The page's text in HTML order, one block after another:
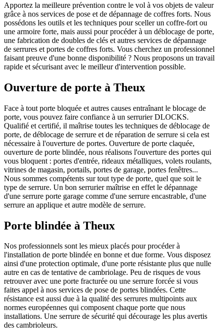
Apportez la meilleure prévention contre le vol à vos objets de valeur
grâce à nos services de pose et de dépannage de coffres forts. Nous
possédons les outils et les techniques pour sceller un coffre-fort ou
une armoire forte, mais aussi pour procéder à un déblocage de porte,
une fabrication de doubles de clés et autres services de dépannage
de serrures et portes de coffres forts. Vous cherchez un professionnel
faisant preuve d'une bonne disponibilité ? Nous proposons un travail
rapide et sécurisant avec le meilleur d'intervention possible.
Ouverture de porte à Theux
Face à tout porte bloquée et autres causes entraînant le blocage de
porte, vous pouvez faire confiance à un serrurier DLOCKS.
Qualifié et certifié, il maîtrise toutes les techniques de déblocage de
porte, de déblocage de serrure et de réparation de serrure si cela est
nécessaire à l'ouverture de portes. Ouverture de porte claquée,
ouverture de porte blindée, nous réalisons l'ouverture des portes qui
vous bloquent : portes d'entrée, rideaux métalliques, volets roulants,
vitrines de magasin, portails, portes de garage, portes fenêtres...
Nous sommes compétents sur tout type de porte, quel que soit le
type de serrure. Un bon serrurier maîtrise en effet le dépannage
d'une serrure porte garage comme d'une serrure encastrable, d'une
serrure an applique et autre modèle de serrure.
Porte blindée à Theux
Nos professionnels sont les mieux placés pour procéder à
l'installation de porte blindée en bonne et due forme. Vous disposez
ainsi d'une protection optimale, d'une porte résistante plus que nulle
autre en cas de tentative de cambriolage. Peu de risques de vous
retrouver avec une porte fracturée ou une serrure forcée si vous
faites appel à nos services de pose de portes blindées. Cette
résistance est aussi due à la qualité des serrures multipoints aux
normes européennes qui composent chaque porte que nous
installations. Une serrure de sécurité qui décourage les plus avertis
des cambrioleurs.